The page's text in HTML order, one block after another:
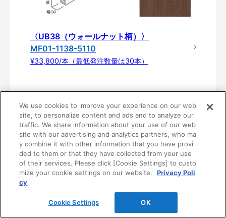
〈UB38（ウォールナット柄）〉
MF01-1138-5110
¥33,800/本（最低発注数量は30本）
製品仕様
We use cookies to improve your experience on our web
site, to personalize content and ads and to analyze our
traffic. We share information about your use of our web
site with our advertising and analytics partners, who ma
y combine it with other information that you have provi
ded to them or that they have collected from your use
of their services. Please click [Cookie Settings] to custo
mize your cookie settings on our website.
Privacy Poli
cy
Cookie Settings OK